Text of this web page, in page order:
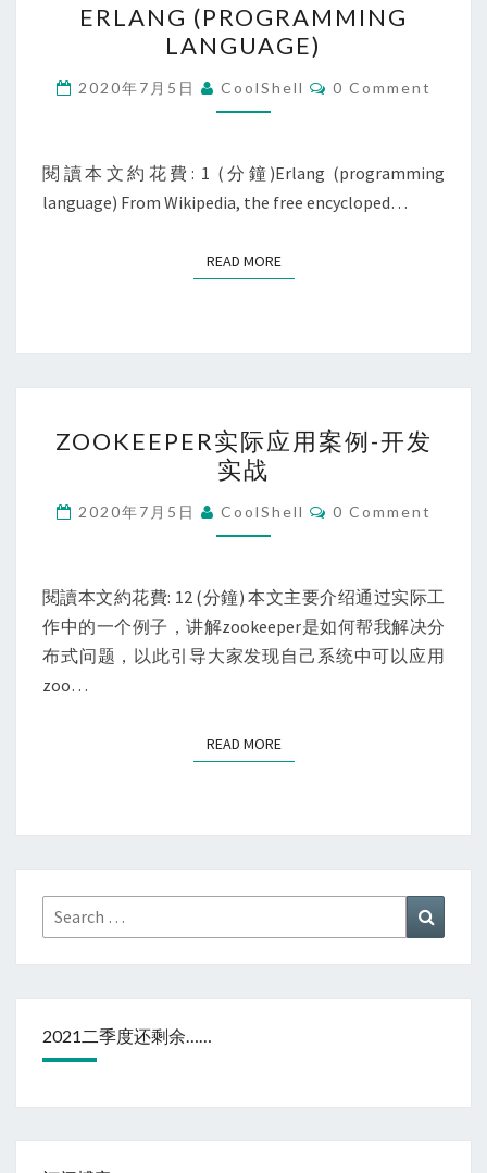
(PROGRAMMING
LANGUAGE)
ERLANG (PROGRAMMING
LANGUAGE)
2020年7月5日 CoolShell Comments
0 Comment
閱讀本文約花費: 1 (分鐘)Erlang (programming
language) From Wikipedia, the free encycloped…
READ MOREREAD MORE
实
际
应
用
例-
开
发
ZOOKEEPER实际应用案例-开发
实战
2020年7月5日 CoolShell Comments
0 Comment
閱讀本文約花費: 12 (分鐘) 本文主要介绍通过实际工
作中的一个例子，讲解zookeeper是如何帮我解决分
布式问题，以此引导大家发现自己系统中可以应用
zoo…
READ MOREREAD MORE
Search
for:
2021二季度还剩余……